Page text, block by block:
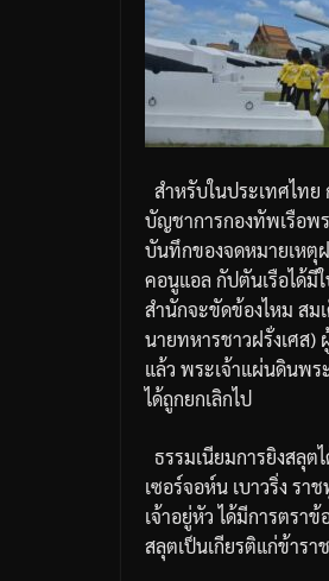
สำหรับในประเทศไทย
บัญชาการกองทัพเรือพร
บันทึกของจดหมายเหตุฝ
คอนูแอล กัปตันเรือได้มี
สำนักจะขัดข้องไหม สม
นายทหารชาวฝรั่งเศส)
แล้ว พระเจ้าแผ่นดินพร
ได้ถูกยกเลิกไป
ธรรมเนียมการยิงสลุต
เซอร์จอห์น เบาวริ่ง รา
เจ้าอยู่หัว ได้มีการตราข้
สลุตเป็นเกียรติแก่ข้ารา